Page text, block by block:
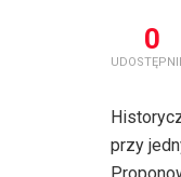
0
przy